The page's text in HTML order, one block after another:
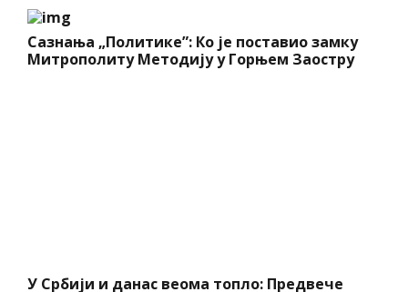
Сазнања „Политике”: Ко је поставио замку
Митрополиту Методију у Горњем Заостру
У Србији и данас веома топло: Предвече